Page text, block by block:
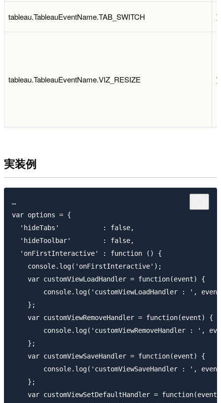
tableau.TableauEventName.TAB_SWITCH
tableau.TableauEventName.VIZ_RESIZE
実装例
…
var options = {
  'hideTabs'           : false,
  'hideToolbar'        : false,
  'onFirstInteractive' : function () {
    console.log('onFirstInteractive');
    var customViewLoadHandler = function(event) {
console.log('customViewLoadHandler : ',
    };
    var customViewRemoveHandler = function(event) {
console.log('customViewRemoveHandler : ',
    };
    var customViewSaveHandler = function(event) {
console.log('customViewSaveHandler : ',
    };
var customViewSetDefaultHandler =